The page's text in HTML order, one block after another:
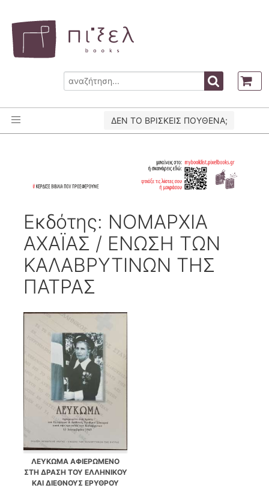
ΔΕΝ ΤΟ ΒΡΙΣΚΕΙΣ ΠΟΥΘΕΝΑ;
Εκδότης: ΝΟΜΑΡΧΙΑ
ΑΧΑΪΑΣ / ΕΝΩΣΗ ΤΩΝ
ΚΑΛΑΒΡΥΤΙΝΩΝ ΤΗΣ
ΠΑΤΡΑΣ
ΛΕΥΚΩΜΑ ΑΦΙΕΡΩΜΕΝΟ
ΣΤΗ ΔΡΑΣΗ ΤΟΥ ΕΛΛΗΝΙΚΟΥ
ΚΑΙ ΔΙΕΘΝΟΥΣ ΕΡΥΘΡΟΥ